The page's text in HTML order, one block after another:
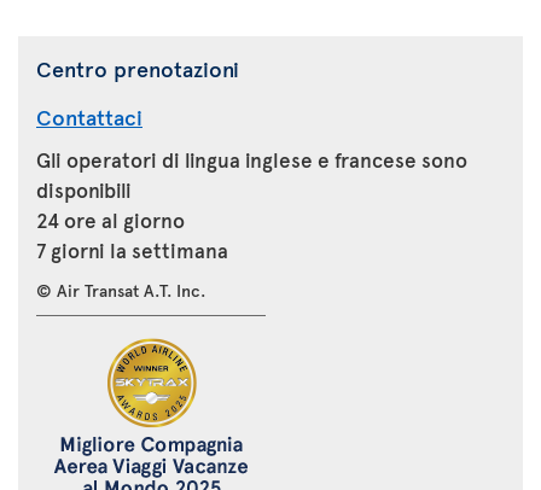
Centro prenotazioni
Contattaci
Gli operatori di lingua inglese e francese sono
disponibili
24 ore al giorno
7 giorni la settimana
© Air Transat A.T. Inc.